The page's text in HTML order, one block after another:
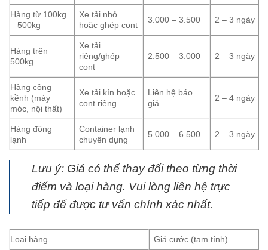
Hàng từ 100kg
– 500kg
Xe tải nhỏ
hoặc ghép cont
3.000 – 3.500 2 – 3 ngày
Hàng trên
500kg
Xe tải
riêng/ghép
cont
2.500 – 3.000 2 – 3 ngày
Hàng cồng
kềnh (máy
móc, nội thất)
Xe tải kín hoặc
cont riêng
Liên hệ báo
giá
2 – 4 ngày
Hàng đông
lạnh
Container lạnh
chuyên dụng
5.000 – 6.500 2 – 3 ngày
Lưu ý: Giá có thể thay đổi theo từng thời
điểm và loại hàng. Vui lòng liên hệ trực
tiếp để được tư vấn chính xác nhất.
Loại hàng Giá cước (tạm tính)